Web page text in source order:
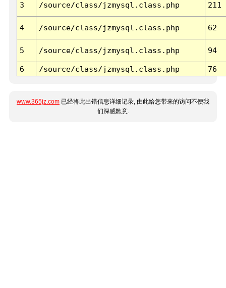
3 /source/class/jzmysql.class.php 211
4 /source/class/jzmysql.class.php 62
5 /source/class/jzmysql.class.php 94
6 /source/class/jzmysql.class.php 76
www.365jz.com 已经将此出错信息详细记录, 由此给您带来的访问不便我
们深感歉意.